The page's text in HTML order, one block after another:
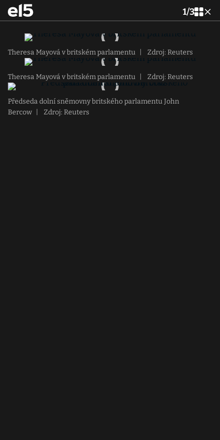
1/3
Theresa Mayová v britském parlamentu Zdroj: Reuters
Theresa Mayová v britském parlamentu Zdroj: Reuters
Předseda dolní sněmovny britského parlamentu John
Bercow
Zdroj: Reuters